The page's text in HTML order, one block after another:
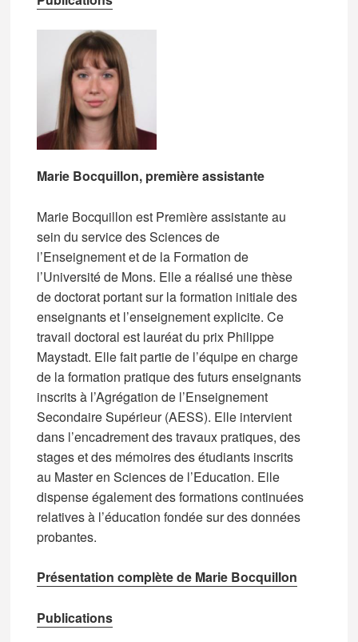
Marie Bocquillon, première assistante
Marie Bocquillon est Première assistante au
sein du service des Sciences de
l’Enseignement et de la Formation de
l’Université de Mons. Elle a réalisé une thèse
de doctorat portant sur la formation initiale des
enseignants et l’enseignement explicite. Ce
travail doctoral est lauréat du prix Philippe
Maystadt. Elle fait partie de l’équipe en charge
de la formation pratique des futurs enseignants
inscrits à l’Agrégation de l’Enseignement
Secondaire Supérieur (AESS). Elle intervient
dans l’encadrement des travaux pratiques, des
stages et des mémoires des étudiants inscrits
au Master en Sciences de l’Education. Elle
dispense également des formations continuées
relatives à l’éducation fondée sur des données
probantes.
Présentation complète de Marie Bocquillon
Publications